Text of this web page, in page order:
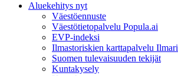
Aluekehitys nyt
Väestöennuste
Väestötietopalvelu Popula.ai
EVP-indeksi
Ilmastoriskien karttapalvelu Ilmari
Suomen tulevaisuuden tekijät
Kuntakysely